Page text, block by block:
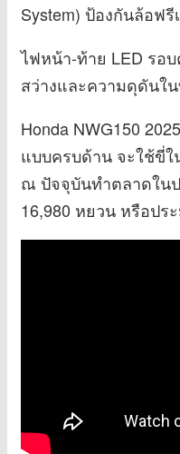
System) ป้องกันล้อฟ
ไฟหน้า-ท้าย LED รอ
สว่างและความดุดันใ
Honda NWG150
แบบครบด้าน จะใช้ขี่ใ
ณ ปัจจุบันทำตลาดใน
16,980 หยวน หรือปร